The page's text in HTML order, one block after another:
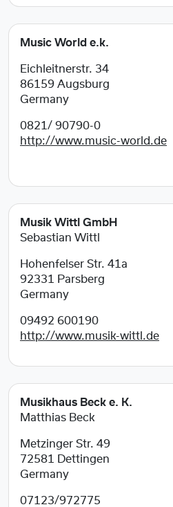
Music World e.k.
Eichleitnerstr. 34
86159 Augsburg
Germany
0821/ 90790-0
http://www.music-world.de
Musik Wittl GmbH
Sebastian Wittl
Hohenfelser Str. 41a
92331
Parsberg
Germany
09492 600190
http://www.musik-wittl.de
Musikhaus Beck e. K.
Matthias Beck
Metzinger Str. 49
72581
Dettingen
Germany
07123/972775